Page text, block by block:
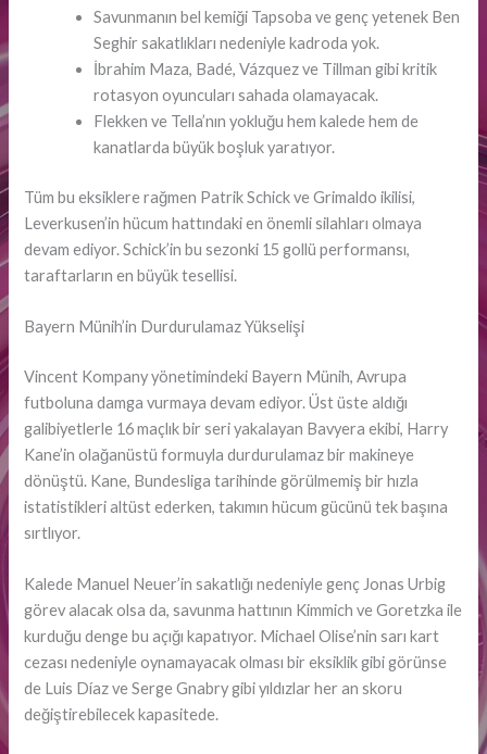
Savunmanın bel kemiği Tapsoba ve genç yetenek Ben
Seghir sakatlıkları nedeniyle kadroda yok.
İbrahim Maza, Badé, Vázquez ve Tillman gibi kritik
rotasyon oyuncuları sahada olamayacak.
Flekken ve Tella’nın yokluğu hem kalede hem de
kanatlarda büyük boşluk yaratıyor.
Tüm bu eksiklere rağmen Patrik Schick ve Grimaldo ikilisi,
Leverkusen’in hücum hattındaki en önemli silahları olmaya
devam ediyor. Schick’in bu sezonki 15 gollü performansı,
taraftarların en büyük tesellisi.
Bayern Münih’in Durdurulamaz Yükselişi
Vincent Kompany yönetimindeki Bayern Münih, Avrupa
futboluna damga vurmaya devam ediyor. Üst üste aldığı
galibiyetlerle 16 maçlık bir seri yakalayan Bavyera ekibi, Harry
Kane’in olağanüstü formuyla durdurulamaz bir makineye
dönüştü. Kane, Bundesliga tarihinde görülmemiş bir hızla
istatistikleri altüst ederken, takımın hücum gücünü tek başına
sırtlıyor.
Kalede Manuel Neuer’in sakatlığı nedeniyle genç Jonas Urbig
görev alacak olsa da, savunma hattının Kimmich ve Goretzka ile
kurduğu denge bu açığı kapatıyor. Michael Olise’nin sarı kart
cezası nedeniyle oynamayacak olması bir eksiklik gibi görünse
de Luis Díaz ve Serge Gnabry gibi yıldızlar her an skoru
değiştirebilecek kapasitede.